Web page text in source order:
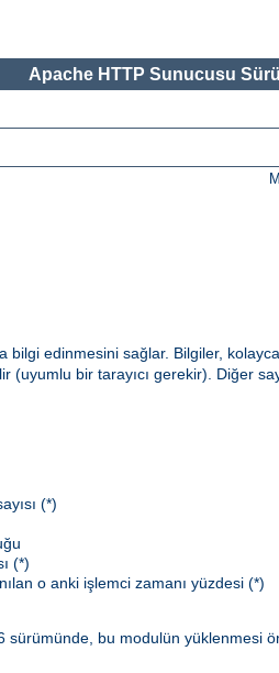
Apache HTTP Sunucusu
edinmesini sağlar. Bilgiler,
bir tarayıcı gerekir). Diğer
(*)
(*)
o anki işlemci zamanı yüzdesi (*)
bu modulün yüklenmesi